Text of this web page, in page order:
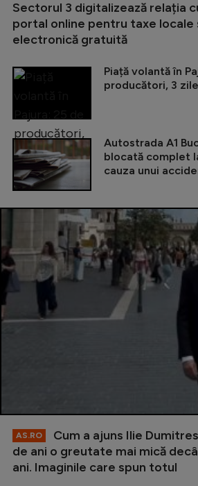
Sectorul 3 digitalizează relația
portal online pentru taxe locale
electronică gratuită
Piață volantă în
producători, 3
Autostrada A1
blocată complet
cauza unui
AS.RO
Cum a ajuns Ilie
de ani o greutate mai mică
ani. Imaginile care spun totul